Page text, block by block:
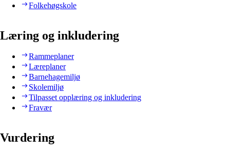
Folkehøgskole
Læring og inkludering
Rammeplaner
Læreplaner
Barnehagemiljø
Skolemiljø
Tilpasset opplæring og inkludering
Fravær
Vurdering